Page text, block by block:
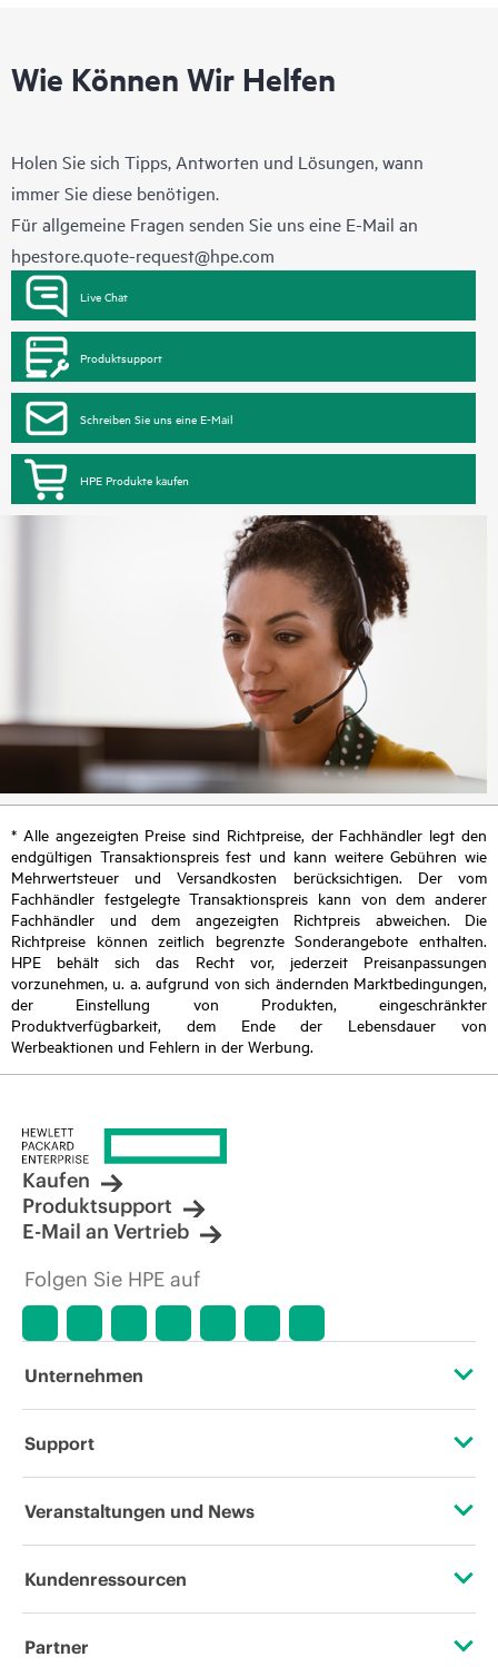
Wie Können Wir Helfen
Holen Sie sich Tipps, Antworten und Lösungen, wann
immer Sie diese benötigen.
Für allgemeine Fragen senden Sie uns eine E-Mail an
hpestore.quote-request@hpe.com
Live Chat
Produktsupport
Schreiben Sie uns eine E-Mail
HPE Produkte kaufen
* Alle angezeigten Preise sind Richtpreise, der Fachhändler legt den
endgültigen Transaktionspreis fest und kann weitere Gebühren wie
Mehrwertsteuer und Versandkosten berücksichtigen. Der vom
Fachhändler festgelegte Transaktionspreis kann von dem anderer
Fachhändler und dem angezeigten Richtpreis abweichen. Die
Richtpreise können zeitlich begrenzte Sonderangebote enthalten.
HPE behält sich das Recht vor, jederzeit Preisanpassungen
vorzunehmen, u. a. aufgrund von sich ändernden Marktbedingungen,
der Einstellung von Produkten, eingeschränkter
Produktverfügbarkeit, dem Ende der Lebensdauer von
Werbeaktionen und Fehlern in der Werbung.
Kaufen
Produktsupport
E-Mail an Vertrieb
Folgen Sie HPE auf
Unternehmen
Über HPE
Unternehmensverantwortung
HPE Labs
Support
Operational Support Services
Software und Treiber
Veranstaltungen und News
Veranstaltungen
Kundenressourcen
Kontaktieren Sie uns
Partner